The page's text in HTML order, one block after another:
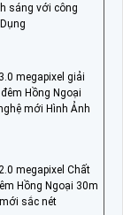
sáng với công
megapixel giải
Hồng Ngoại
mới Hình Ảnh
megapixel Chất
Hồng Ngoại 30m
sắc nét